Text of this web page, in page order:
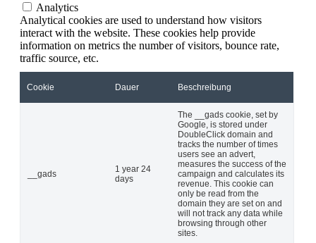
Analytics
Analytical cookies are used to understand how visitors
interact with the website. These cookies help provide
information on metrics the number of visitors, bounce rate,
traffic source, etc.
Cookie Dauer Beschreibung
__gads
1 year 24
days
The __gads cookie, set by
Google, is stored under
DoubleClick domain and
tracks the number of times
users see an advert,
measures the success of the
campaign and calculates its
revenue. This cookie can
only be read from the
domain they are set on and
will not track any data while
browsing through other
sites.